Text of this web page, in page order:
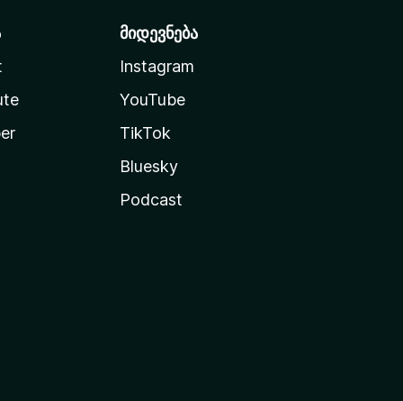
მიდევნება
Instagram
YouTube
TikTok
Bluesky
Podcast